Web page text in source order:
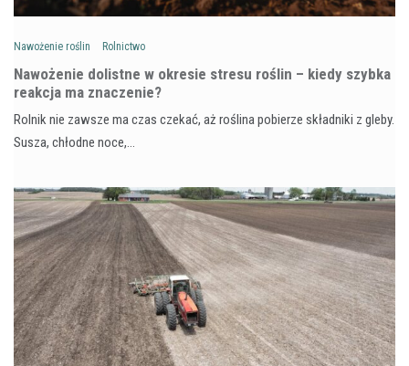
Nawożenie roślin Rolnictwo
Nawożenie dolistne w okresie stresu roślin – kiedy szybka
reakcja ma znaczenie?
Rolnik nie zawsze ma czas czekać, aż roślina pobierze składniki z gleby.
Susza, chłodne noce,…